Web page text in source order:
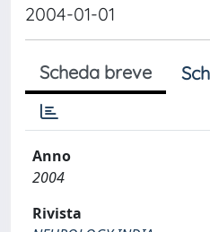
2004-01-01
Scheda breve
Anno
2004
Rivista